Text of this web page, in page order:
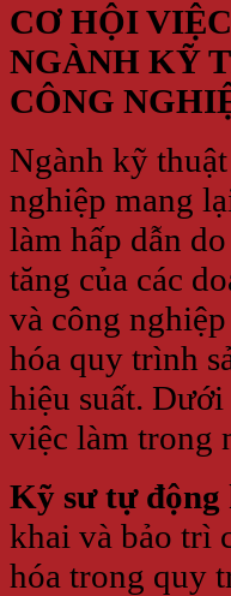
CƠ HỘI
NGÀNH KỸ
CÔNG
Ngành kỹ
nghiệp mang
làm hấp dẫn
tăng của các
và công
hóa quy trình
hiệu suất.
việc làm trong
Kỹ sư tự động
khai và bảo trì
hóa trong quy